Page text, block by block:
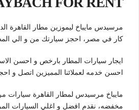
مرسيدس مايباخ ليموزين مطار القاهرة
كار في مصر، احجز سيارتك من و الي
ايجار سيارات المطار بارخص و احسن
احسن خدمه لعملائنا المميزين اتصل و
مايباخ مرسيدس لمطار القاهرة سيارات
مخفضه، نقدم افضل و اغلي السيارات